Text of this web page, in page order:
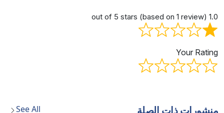
Your
ذات الصلة See All